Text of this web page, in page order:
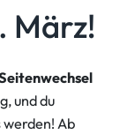
März!
und du
werden! Ab